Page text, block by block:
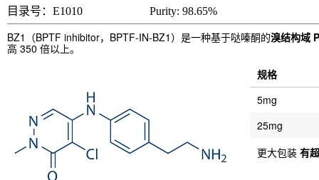
目录号：E1010 Purity: 98.65%
BZ1（BPTF inhibitor，BPTF-IN-BZ1）是一种基于哒嗪酮的溴结构域
高 350 倍以上。
规格
5mg
25mg
更大包装 有